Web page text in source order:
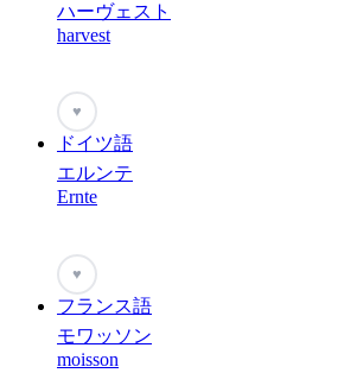
ハーヴェスト
harvest
♥
ドイツ語
エルンテ
Ernte
♥
フランス語
モワッソン
moisson